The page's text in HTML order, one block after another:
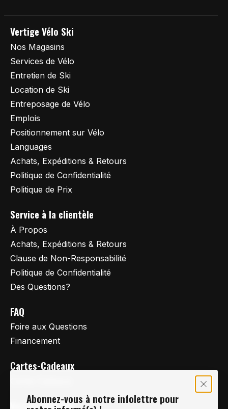
Vertige Vélo Ski
Nos Magasins
Services de Vélo
Entretien de Ski
Location de Ski
Entreposage de Vélo
Emplois
Positionnement sur Vélo
Languages
Achats, Expéditions & Retours
Politique de Confidentialité
Politique de Prix
Service à la clientèle
À Propos
Achats, Expéditions & Retours
Clause de Non-Responsabilité
Politique de Confidentialité
Des Questions?
FAQ
Foire aux Questions
Financement
Cartes-Cadeaux
Vertige Vélo Ski
Abonnez-vous à notre infolettre pour